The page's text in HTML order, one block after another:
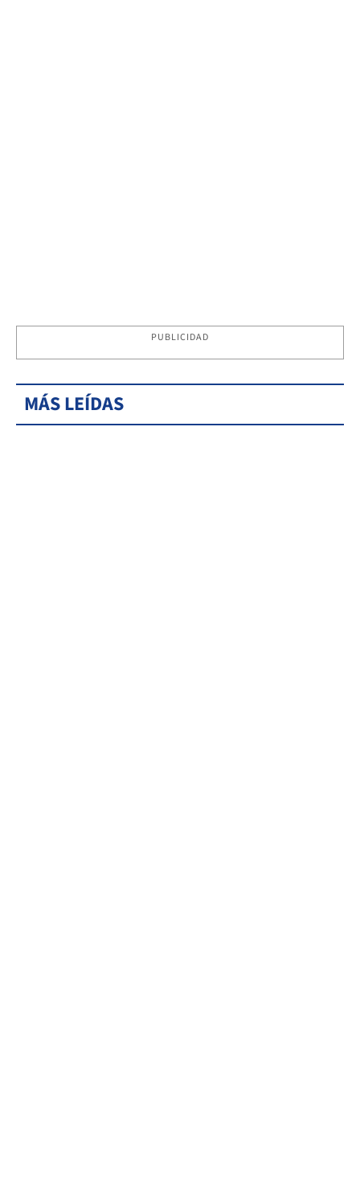
PUBLICIDAD
MÁS LEÍDAS